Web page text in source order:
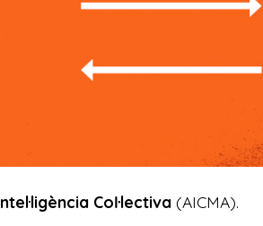
Coŀlectiva (AICMA).